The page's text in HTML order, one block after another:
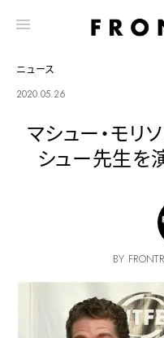
ニュース
2020.05.26
マシュー・モリ
シュー先生を
BY